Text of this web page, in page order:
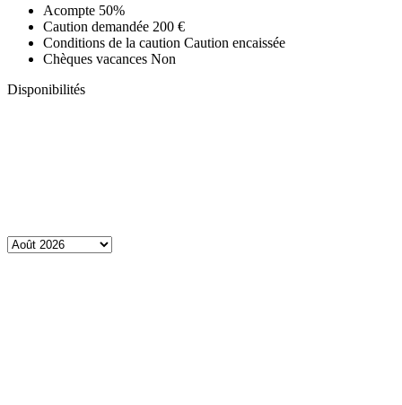
Acompte 50%
Caution demandée 200 €
Conditions de la caution Caution encaissée
Chèques vacances Non
Disponibilités